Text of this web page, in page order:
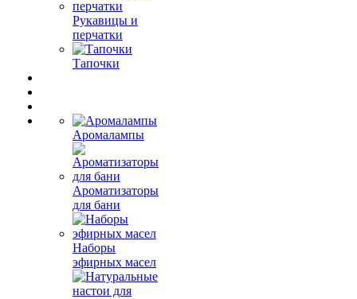
Рукавицы и
перчатки
Тапочки
Аромалампы
Ароматизаторы
для бани
Наборы
эфирных масел